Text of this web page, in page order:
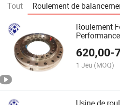
Tout Roulement de
Roulement
620,00-
1 Jeu (MOQ)
Usine de